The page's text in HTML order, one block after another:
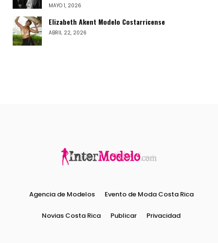
MAYO 1, 2026
Elizabeth Akent Modelo Costarricense
ABRIL 22, 2026
Agencia de Modelos Evento de Moda Costa Rica
Novias Costa Rica Publicar Privacidad